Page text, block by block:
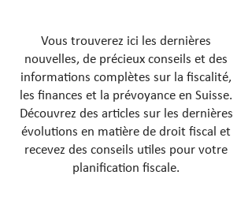
Vous trouverez ici les dernières
nouvelles, de précieux conseils et des
informations complètes sur la fiscalité,
les finances et la prévoyance en Suisse.
Découvrez des articles sur les dernières
évolutions en matière de droit fiscal et
recevez des conseils utiles pour votre
planification fiscale.